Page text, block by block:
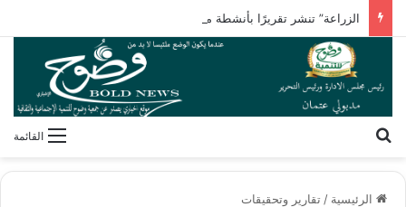
القائمة
الرئيسية / تقارير وتحقيقات